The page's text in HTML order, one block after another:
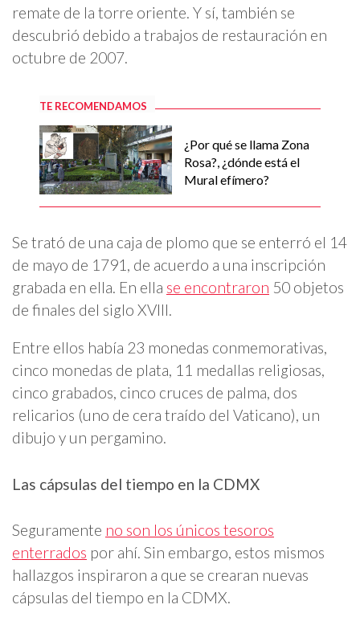
remate de la torre oriente. Y sí, también se
descubrió debido a trabajos de restauración en
octubre de 2007.
TE RECOMENDAMOS
¿Por qué se llama Zona
Rosa?, ¿dónde está el
Mural efímero?
Se trató de una caja de plomo que se enterró el 14
de mayo de 1791, de acuerdo a una inscripción
grabada en ella. En ella se encontraron 50 objetos
de finales del siglo XVIII.
Entre ellos había 23 monedas conmemorativas,
cinco monedas de plata, 11 medallas religiosas,
cinco grabados, cinco cruces de palma, dos
relicarios (uno de cera traído del Vaticano), un
dibujo y un pergamino.
Las cápsulas del tiempo en la CDMX
Seguramente no son los únicos tesoros
enterrados por ahí. Sin embargo, estos mismos
hallazgos inspiraron a que se crearan nuevas
cápsulas del tiempo en la CDMX.